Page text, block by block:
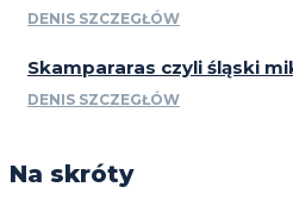
DENIS SZCZEGŁÓW
Skampararas czyli śląski
DENIS SZCZEGŁÓW
Na skróty